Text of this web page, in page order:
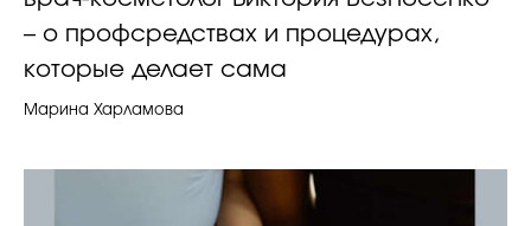
– о профсредствах и процедурах,
которые делает сама
Марина Харламова